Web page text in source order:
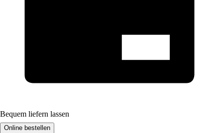
Bequem liefern lassen
Online bestellen